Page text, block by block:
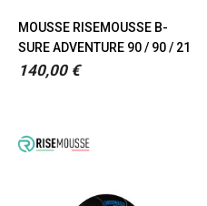
MOUSSE RISEMOUSSE B-
SURE ADVENTURE 90 / 90 / 21
140,00 €